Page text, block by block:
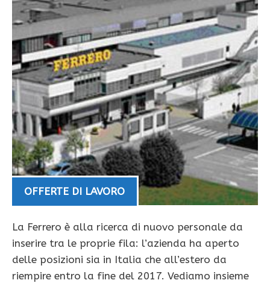
OFFERTE DI LAVORO
La Ferrero è alla ricerca di nuovo personale da
inserire tra le proprie fila: l’azienda ha aperto
delle posizioni sia in Italia che all’estero da
riempire entro la fine del 2017. Vediamo insieme